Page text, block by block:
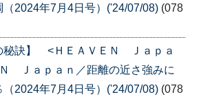
2024年7月4日号）('24/07/08) (078
秘訣】 <ＨＥＡＶＥＮ Ｊａｐａ
Ｊａｐａｎ／距離の近さ強みに
（2024年7月4日号）('24/07/08) (078